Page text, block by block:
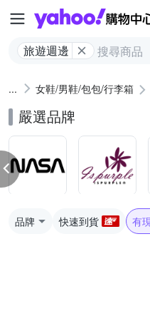
旅遊週邊
女鞋/男鞋/包包/行李箱
嚴選品牌
品牌 快速到貨 有